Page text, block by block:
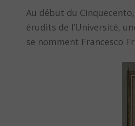
Au début du
érudits de l’Université,
se nomment Francesco